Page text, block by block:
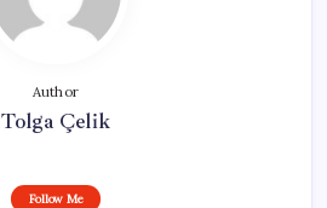
Author
Tolga Çelik
Follow Me